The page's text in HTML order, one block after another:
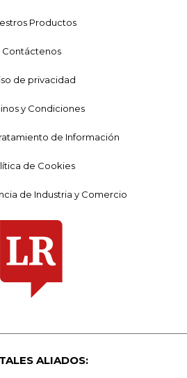
Productos
Contáctenos
de privacidad
y Condiciones
de Información
de Cookies
de Industria y Comercio
ALIADOS: